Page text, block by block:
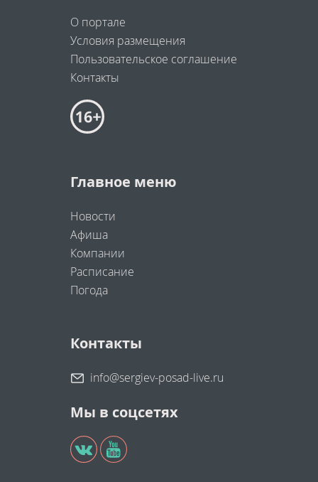
О портале
Условия размещения
Пользовательское соглашение
Контакты
Главное меню
Новости
Афиша
Компании
Расписание
Погода
Контакты
info@sergiev-posad-live.ru
Мы в соцсетях